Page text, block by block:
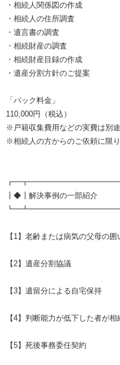
・相続人関係図の作成
・相続人の住所調査
・遺言書の調査
・相続財産の調査
・相続財産目録の作成
・遺産分割方針のご提案
「パック料金」
110,000円（税込）
※戸籍収集費用などの実費は別途
※相続人の方からのご依頼に限り
┃◆┃解決事例の一部紹介
【1】老齢または病気の父母の囲
【2】遺産分割協議
【3】遺留分による自宅保持
【4】判断能力が低下した者が
【5】死後事務委任契約